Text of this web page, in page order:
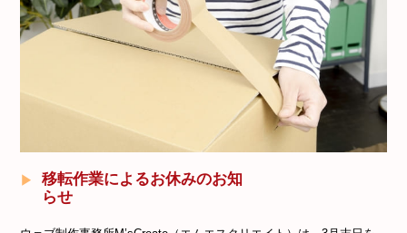
移転作業によるお休みのお知
らせ